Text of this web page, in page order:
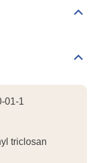
01-1
triclosan